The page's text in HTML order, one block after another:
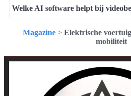
Welke AI software helpt bij
Magazine> Elektrische
mobiliteit